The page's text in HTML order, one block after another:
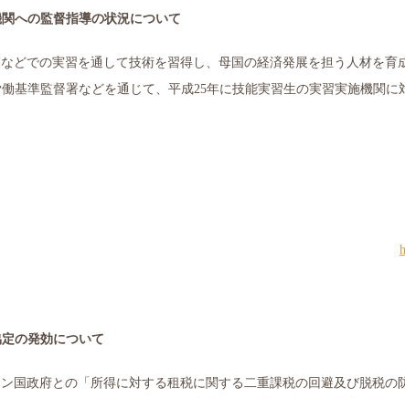
への監督指導の状況について
どでの実習を通して技術を習得し、母国の経済発展を担う人材を
基準監督署などを通じて、平成25年に技能実習生の実習実施機関に
の発効について
国政府との「所得に対する租税に関する二重課税の回避及び脱税